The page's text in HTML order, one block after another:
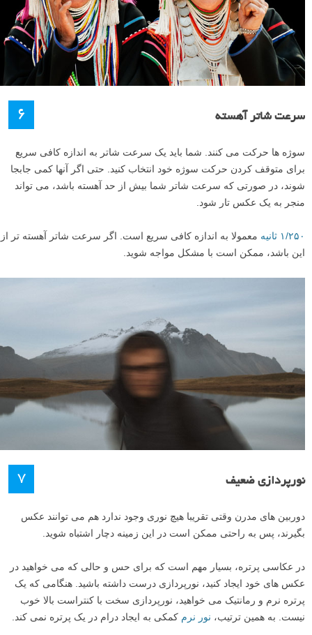
۶ سرعت شاتر آهسته
سوژه ها حرکت می کنند. شما باید یک سرعت شاتر به اندازه کافی سریع
برای متوقف کردن حرکت سوژه خود انتخاب کنید. حتی اگر آنها کمی جابجا
شوند، در صورتی که سرعت شاتر شما بیش از حد آهسته باشد، می تواند
منجر به یک عکس تار شود.
۱/۲۵۰ ثانیه
معمولا به اندازه کافی سریع است. اگر سرعت شاتر آهسته تر از
این باشد، ممکن است با مشکل مواجه شوید.
۷ نورپردازی ضعیف
دوربین های مدرن وقتی تقریبا هیچ نوری وجود ندارد هم می توانند عکس
بگیرند، پس به راحتی ممکن است در این زمینه دچار اشتباه شوید.
در عکاسی پرتره، بسیار مهم است که برای حس و حالی که می خواهید در
عکس های خود ایجاد کنید، نورپردازی درست داشته باشید. هنگامی که یک
پرتره نرم و رمانتیک می خواهید، نورپردازی سخت با کنتراست بالا خوب
نیست. به همین ترتیب، نور نرم کمکی به ایجاد درام در یک پرتره نمی کند.